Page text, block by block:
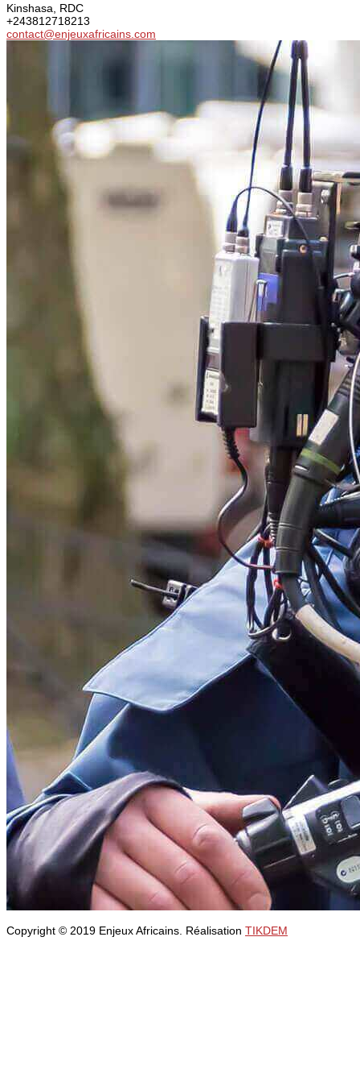
Kinshasa, RDC
+243812718213
contact@enjeuxafricains.com
Copyright © 2019 Enjeux Africains. Réalisation TIKDEM